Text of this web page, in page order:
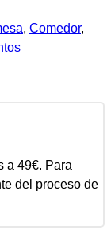
, Comedor,
a 49€. Para
del proceso de